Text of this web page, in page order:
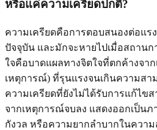
หรือแค่ความเครียดปกติ?
ความเครียดคือการตอบสนองต่อแ
ปัจจุบัน และมักจะหายไปเมื่อสถาน
ใจคือบาดแผลทางจิตใจที่ตกค้างจา
เหตุการณ์) ที่รุนแรงจนเกินความส
ความเครียดที่ยังไม่ได้รับการแก้ไข
จากเหตุการณ์จบลง แสดงออกเป็น
กังวล หรือความยากลำบากในควา